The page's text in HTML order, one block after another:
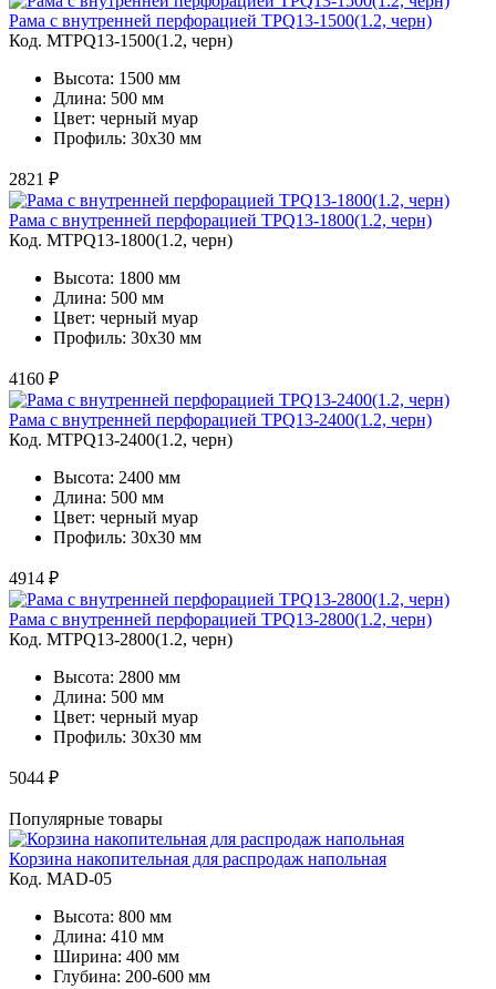
Рама с внутренней перфорацией TPQ13-1500(1.2, черн)
Код. MTPQ13-1500(1.2, черн)
Высота: 1500 мм
Длина: 500 мм
Цвет: черный муар
Профиль: 30х30 мм
2821 ₽
Рама с внутренней перфорацией TPQ13-1800(1.2, черн)
Код. MTPQ13-1800(1.2, черн)
Высота: 1800 мм
Длина: 500 мм
Цвет: черный муар
Профиль: 30х30 мм
4160 ₽
Рама с внутренней перфорацией TPQ13-2400(1.2, черн)
Код. MTPQ13-2400(1.2, черн)
Высота: 2400 мм
Длина: 500 мм
Цвет: черный муар
Профиль: 30х30 мм
4914 ₽
Рама с внутренней перфорацией TPQ13-2800(1.2, черн)
Код. MTPQ13-2800(1.2, черн)
Высота: 2800 мм
Длина: 500 мм
Цвет: черный муар
Профиль: 30х30 мм
5044 ₽
Популярные товары
Корзина накопительная для распродаж напольная
Код. MAD-05
Высота: 800 мм
Длина: 410 мм
Ширина: 400 мм
Глубина: 200-600 мм